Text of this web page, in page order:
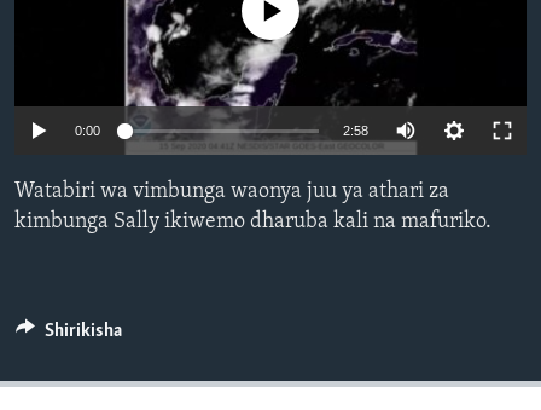
No media source currently available
0:00 2:58
Watabiri wa vimbunga waonya juu ya athari za
kimbunga Sally ikiwemo dharuba kali na mafuriko.
Shirikisha